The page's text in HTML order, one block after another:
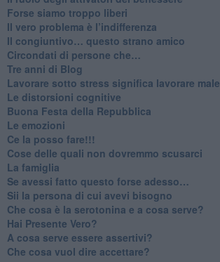
​Forse siamo troppo liberi
​Il vero problema è l’indifferenza
​Il congiuntivo… questo strano amico
​Circondati di persone che…
​Tre anni di Blog
​Lavorare sotto stress significa lavorare male
​Le distorsioni cognitive
​Buona Festa della Repubblica
Le emozioni
​Ce la posso fare!!!
​Cose delle quali non dovremmo scusarci
​La famiglia
​Se avessi fatto questo forse adesso…
​Sii la persona di cui avevi bisogno
Che cosa è la serotonina e a cosa serve?
​Hai Presente Vero?
A cosa serve essere assertivi?
​Che cosa vuol dire accettare?